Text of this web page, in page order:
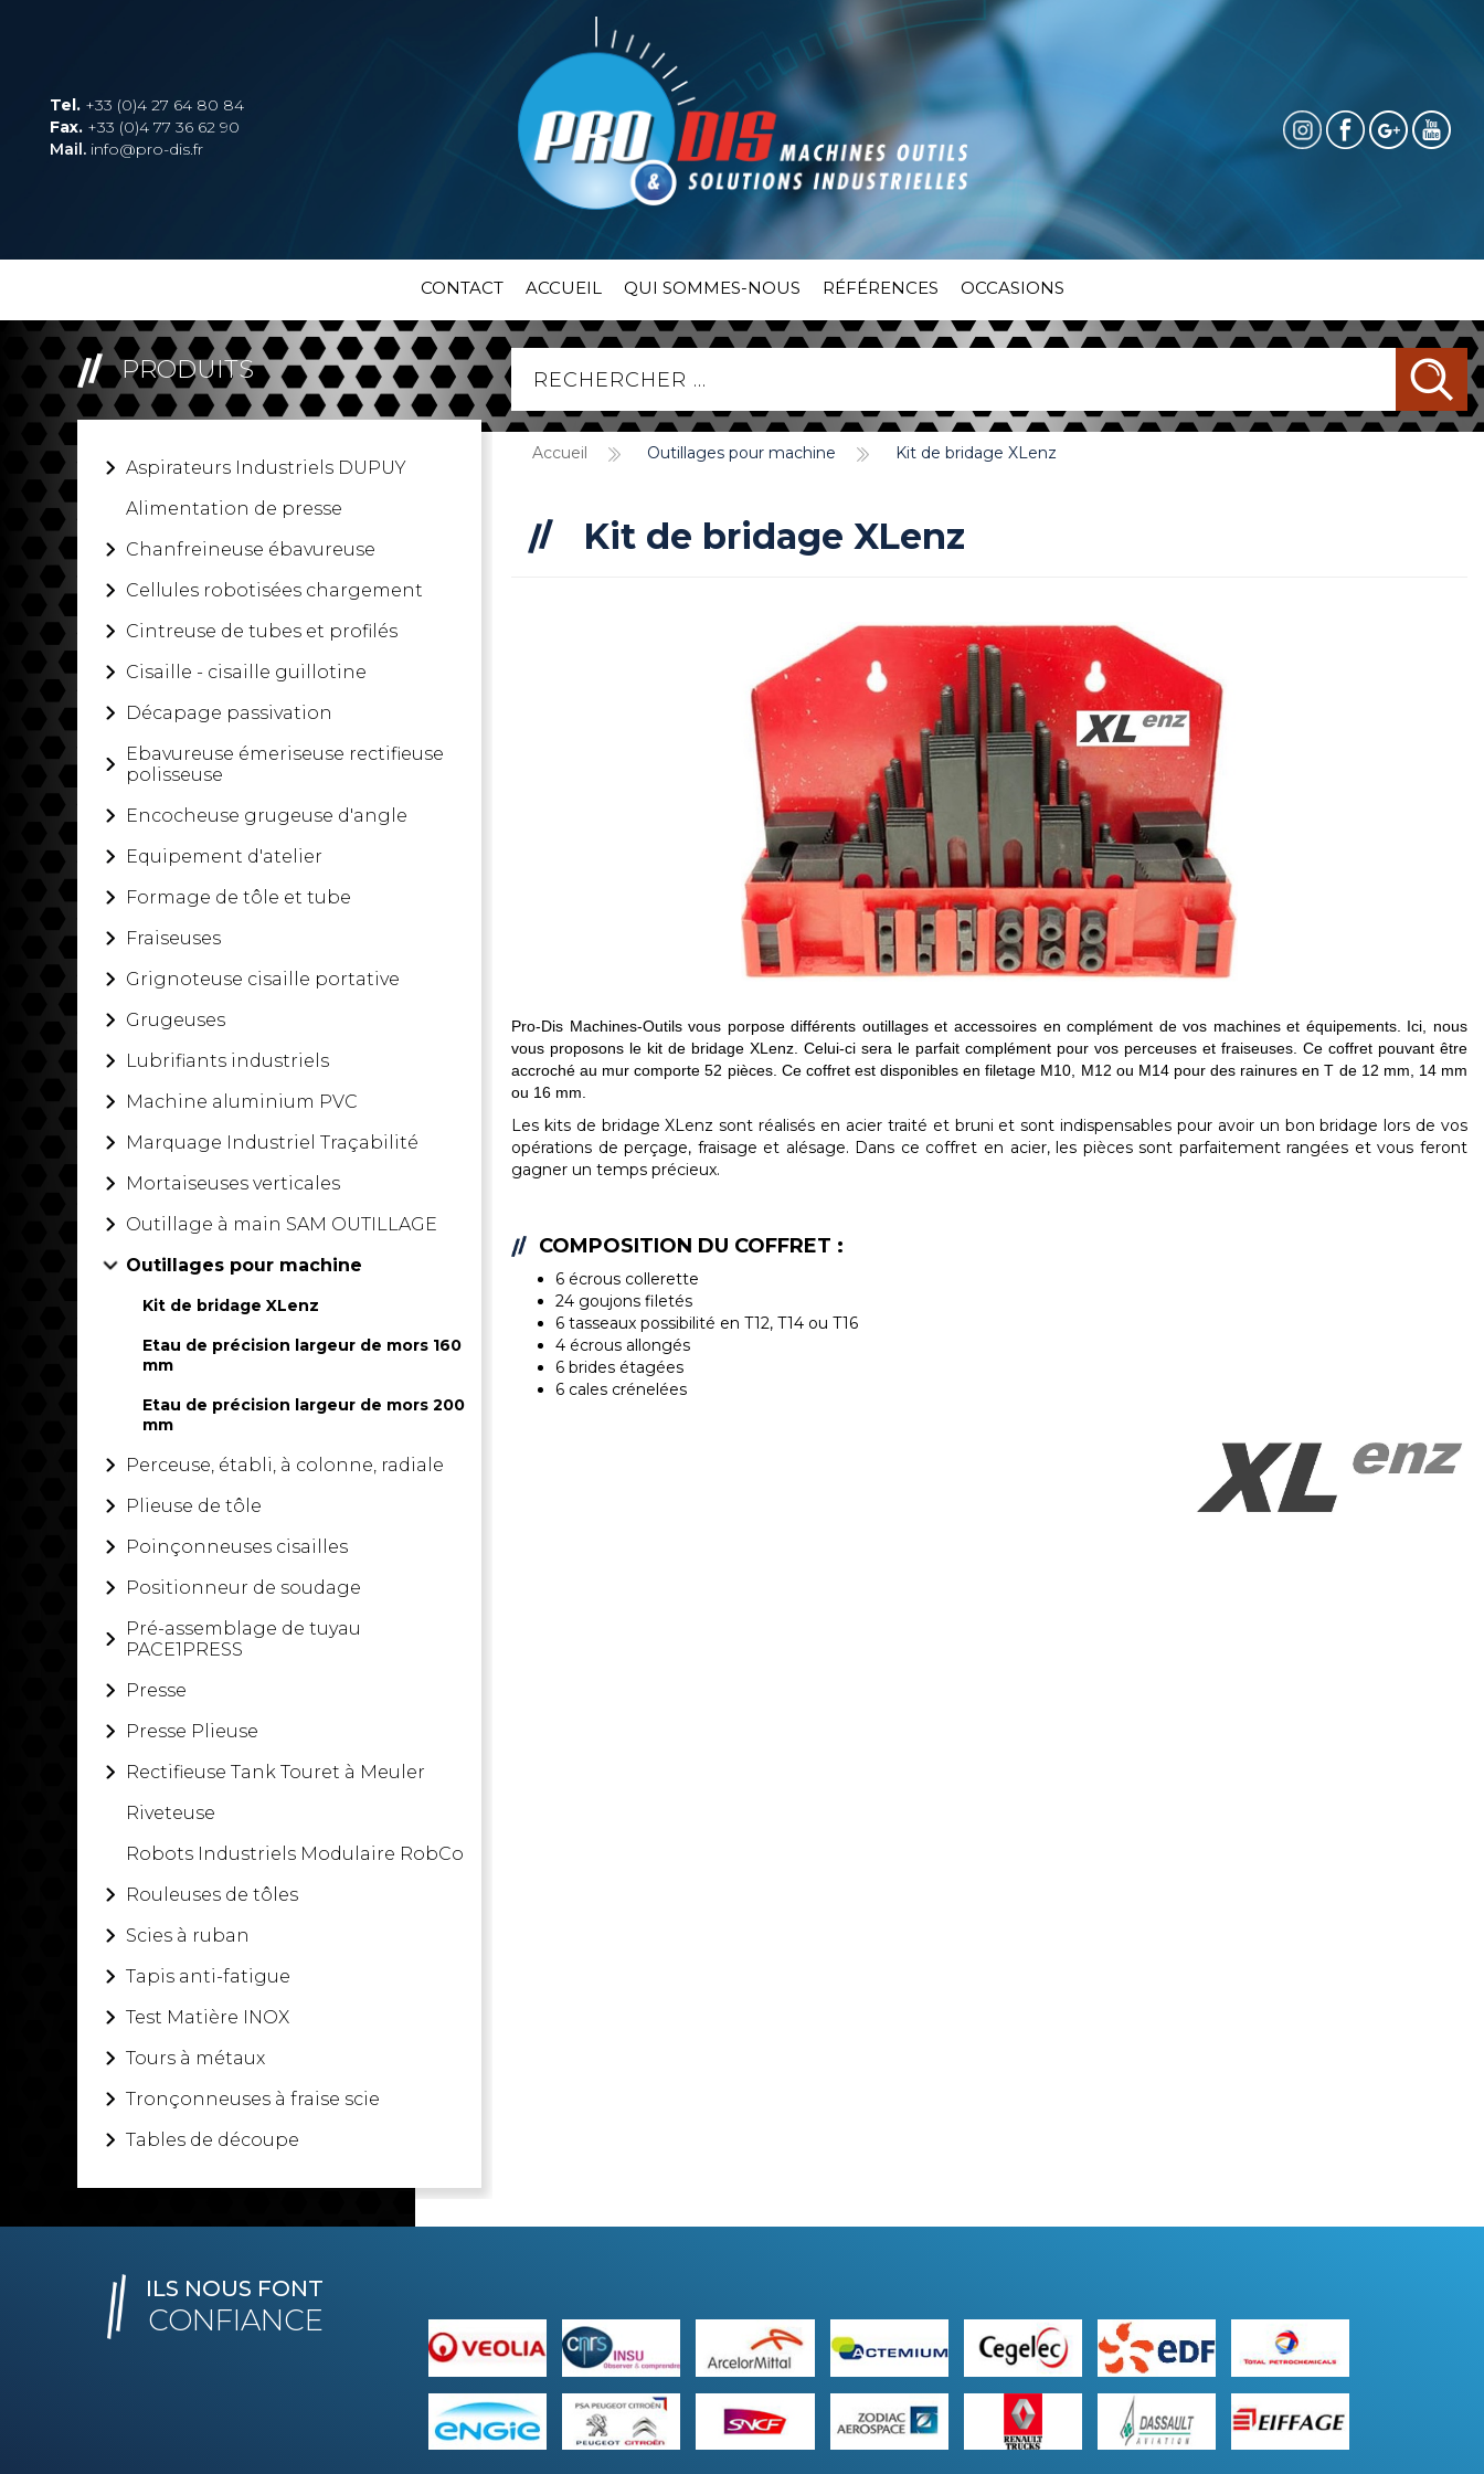
Tel. +33 (0)4 27 64 80 84
Fax. +33 (0)4 77 36 62 90
Mail. info@pro-dis.fr
CONTACT ACCUEIL QUI SOMMES-NOUS RÉFÉRENCES OCCASIONS
PRODUITS
Aspirateurs Industriels DUPUY
Alimentation de presse
Chanfreineuse ébavureuse
Cellules robotisées chargement
Cintreuse de tubes et profilés
Cisaille - cisaille guillotine
Décapage passivation
Ebavureuse émeriseuse rectifieuse
polisseuse
Encocheuse grugeuse d'angle
Equipement d'atelier
Formage de tôle et tube
Fraiseuses
Grignoteuse cisaille portative
Grugeuses
Lubrifiants industriels
Machine aluminium PVC
Marquage Industriel Traçabilité
Mortaiseuses verticales
Outillage à main SAM OUTILLAGE
Outillages pour machine
Kit de bridage XLenz
Etau de précision largeur de mors 160
mm
Etau de précision largeur de mors 200
mm
Perceuse, établi, à colonne, radiale
Plieuse de tôle
Poinçonneuses cisailles
Positionneur de soudage
Pré-assemblage de tuyau
PACE1PRESS
Presse
Presse Plieuse
Rectifieuse Tank Touret à Meuler
Riveteuse
Robots Industriels Modulaire RobCo
Rouleuses de tôles
Scies à ruban
Tapis anti-fatigue
Test Matière INOX
Tours à métaux
Tronçonneuses à fraise scie
Tables de découpe
Accueil Outillages pour machine Kit de bridage XLenz
Kit de bridage XLenz
Pro-Dis Machines-Outils vous porpose différents outillages et accessoires en complément de vos machines et équipements. Ici, nous
vous proposons le kit de bridage XLenz. Celui-ci sera le parfait complément pour vos perceuses et fraiseuses. Ce coffret pouvant être
accroché au mur comporte 52 pièces. Ce coffret est disponibles en filetage M10, M12 ou M14 pour des rainures en T de 12 mm, 14 mm
ou 16 mm.
Les kits de bridage XLenz sont réalisés en acier traité et bruni et sont indispensables pour avoir un bon bridage lors de vos
opérations de perçage, fraisage et alésage. Dans ce coffret en acier, les pièces sont parfaitement rangées et vous feront
gagner un temps précieux.
COMPOSITION DU COFFRET :
6 écrous collerette
24 goujons filetés
6 tasseaux possibilité en T12, T14 ou T16
4 écrous allongés
6 brides étagées
6 cales crénelées
ILS NOUS FONT
CONFIANCE